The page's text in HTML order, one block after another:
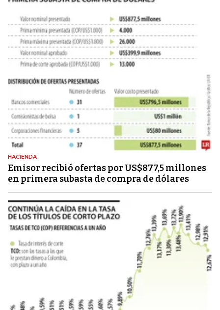
HACIENDA
Emisor recibió ofertas por US$877,5 millones
en primera subasta de compra de dólares